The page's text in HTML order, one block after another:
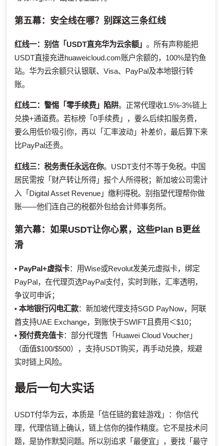
第五幕：安全线在哪？别踩这三条红线
红线一：别信「USDT直充华为云余额」 。所有声称能把
USDT直接充进huaweicloud.com账户余额的，100%是钓鱼
站。华为云余额只认银联、Visa、PayPal及本地银行转
账。
红线二：警惕「零手续费」陷阱。正常代理收1.5%-3%链上
兑换+通道费。若标榜「0手续费」，要么后续扣服务费，
要么用低价吸引你，再以「汇率波动」补差价，最后算下来
比PayPal还贵。
红线三：税务责任永远在你。USDT支付不等于免税。中国
居民需按「财产转让所得」报个人所得税；新加坡公司需计
入「Digital Asset Revenue」缴利得税。别指望代理帮你做
账——他们连自己的税都外包给会计师事务所。
第六幕：如果USDT让你心累，这些Plan B更丝
滑
• PayPal+虚拟卡：用Wise或Revolut发美元虚拟卡，绑定
PayPal，在代理页选PayPal支付，实时到账，汇率透明，
争议可申诉；
• 本地银行闪电汇款：新加坡代理支持SGD PayNow，阿联
酋支持UAE Exchange，到账快于SWIFT且费用＜$10；
• 预付费充值卡：部分代理售「Huawei Cloud Voucher」
（面值$100/$500），支持USDT购买，再手动兑换，规避
实时链上风险。
最后一句大实话
USDT付华为云，本质是「信任链的套娃游戏」：你信代
理，代理信链上确认，链上信你的操作精度。它不是技术问
题，是协作默契问题。所以别追求「最便宜」，要找「最守